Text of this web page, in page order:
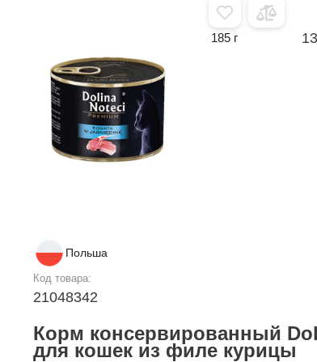
Польша
Код товара:
21048342
185 г
Корм консервированный
для кошек из филе курицы